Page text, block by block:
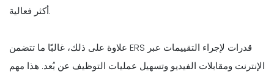
أكثر فعالية.
علاوة على ذلك، غالبًا ما تتضمن ERS قدرات لإجراء التقييمات عبر
الإنترنت ومقابلات الفيديو وتسهيل عمليات التوظيف عن بُعد. هذا مهم